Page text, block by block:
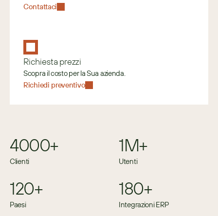
Contattaci
Richiesta prezzi
Scopra il costo per la Sua azienda.
Richiedi preventivo
4000+
Clienti
1M+
Utenti
120+
Paesi
180+
Integrazioni ERP